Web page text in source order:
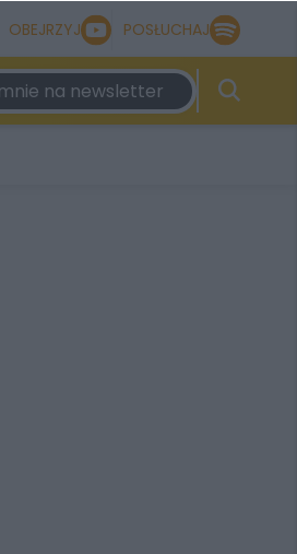
OBEJRZYJ POSŁUCHAJ
na newsletter